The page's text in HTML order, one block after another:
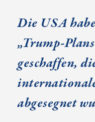
Die USA
„Trump-Plans
geschaffen,
abgesegnet